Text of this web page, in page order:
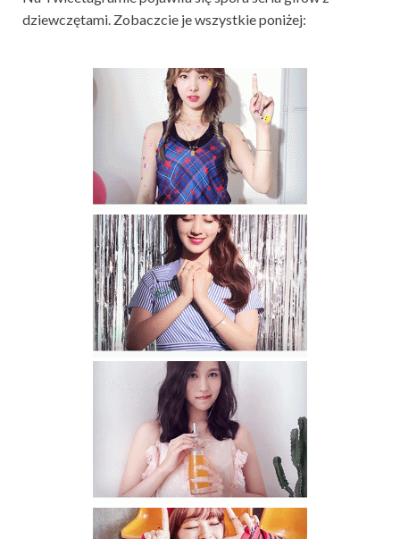
dziewczętami. Zobaczcie je wszystkie poniżej: